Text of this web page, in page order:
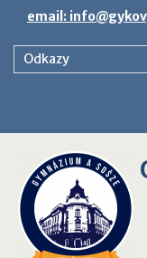
content
email:
Odkazy